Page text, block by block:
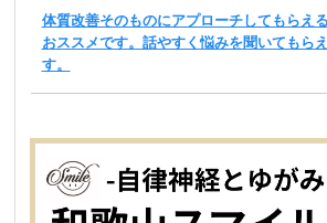
体質改善そのものにアプローチしてもらえる
おススメです。話やすく悩みを聞いてもら
す。